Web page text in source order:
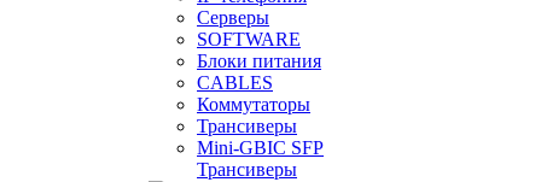
Серверы
SOFTWARE
Блоки питания
CABLES
Коммутаторы
Трансиверы
Mini-GBIC SFP
Трансиверы